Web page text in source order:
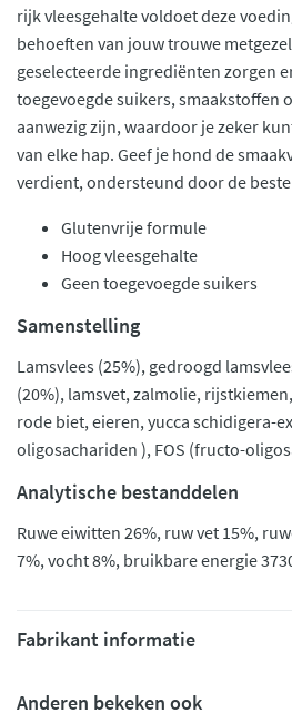
rijk vleesgehalte voldoet deze
behoeften van jouw trouwe
geselecteerde ingrediënten zorgen
toegevoegde suikers, smaakstoffen
aanwezig zijn, waardoor je zeker
van elke hap. Geef je hond de
verdient, ondersteund door de
Glutenvrije formule
Hoog vleesgehalte
Geen toegevoegde suikers
Samenstelling
Lamsvlees (25%), gedroogd
(20%), lamsvet, zalmolie,
rode biet, eieren, yucca schidigera-
oligosachariden ), FOS (fructo-
Analytische bestanddelen
Ruwe eiwitten 26%, ruw vet 15%,
7%, vocht 8%, bruikbare energie
Fabrikant informatie
Anderen bekeken ook